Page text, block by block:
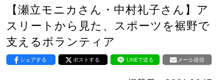
【瀬立モニカさん・中村礼子さん】ア
スリートから見た、スポーツを裾野で
支えるボランティア
シェアする ポストする LINEで送る メール送信